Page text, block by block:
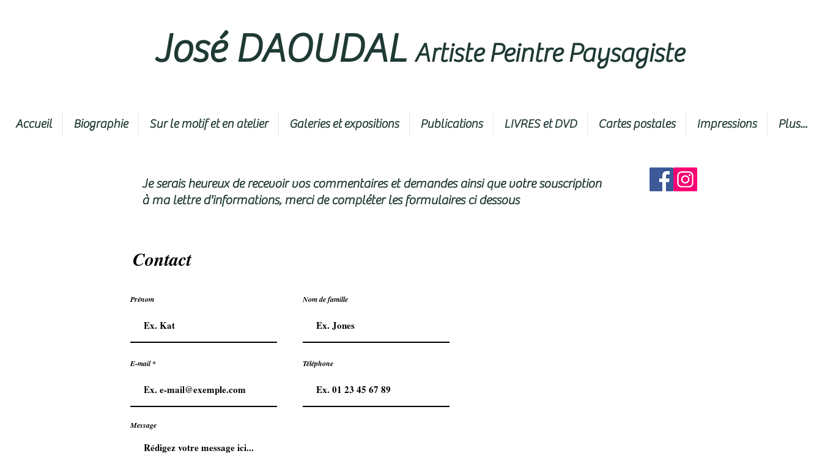
José DAOUDAL Artiste Peintre Paysagiste
Accueil Biographie Sur le motif et en atelier Galeries et expositions Publications LIVRES et DVD Cartes postales Impressions Plus...
Je serais heureux de recevoir vos commentaires et demandes ainsi que votre souscription
à ma lettre d'informations, merci de compléter les formulaires ci dessous
Contact
Prénom
E-mail
Nom de famille
Téléphone
Message